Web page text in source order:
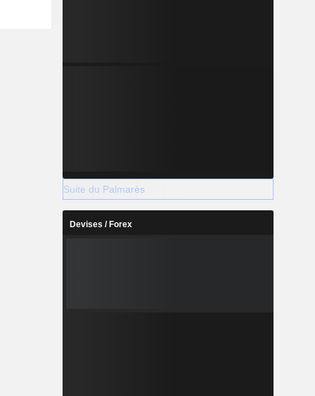
et autres
Suite du Palmarès
Devises / Forex